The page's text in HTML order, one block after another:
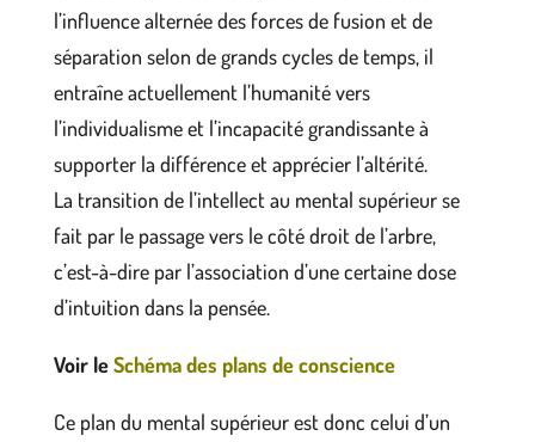
l’influence alternée des forces de fusion et de
séparation selon de grands cycles de temps, il
entraîne actuellement l’humanité vers
l’individualisme et l’incapacité grandissante à
supporter la différence et apprécier l’altérité.
La transition de l’intellect au mental supérieur se
fait par le passage vers le côté droit de l’arbre,
c’est-à-dire par l’association d’une certaine dose
d’intuition dans la pensée.
Voir leSchéma des plans de conscience
Ce plan du mental supérieur est donc celui d’un